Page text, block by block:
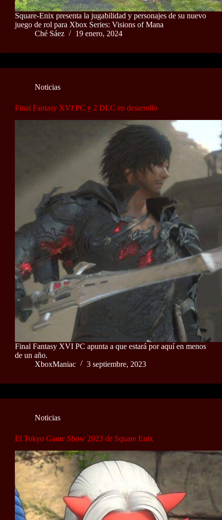
Square-Enix presenta la jugabilidad y personajes de su nuevo
juego de rol para Xbox Series: Visions of Mana
Ché Sáez
19 enero, 2024
Noticias
Final Fantasy XVI PC y 2 DLC en desarrollo
Final Fantasy XVI PC apunta a que estará por aquí en menos
de un año.
XboxManiac
3 septiembre, 2023
Noticias
El Tokyo Game Show 2023 de Square Enix